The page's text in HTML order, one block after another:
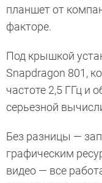
планшет от
факторе.
Под крышкой
Snapdragon 801,
частоте 2,5 ГГц и
серьезной
Без разницы —
графическим
видео — все